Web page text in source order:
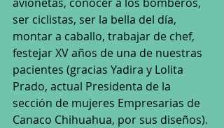
ser ciclistas, ser la bella del día,
montar a caballo, trabajar de chef,
festejar XV años de una de nuestras
pacientes (gracias Yadira y Lolita
Prado, actual Presidenta de la
sección de mujeres Empresarias de
Canaco Chihuahua, por sus diseños).